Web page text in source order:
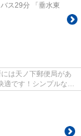
バス29分 「垂水東
は天ノ下郵便局があ
適です！シンプルなが